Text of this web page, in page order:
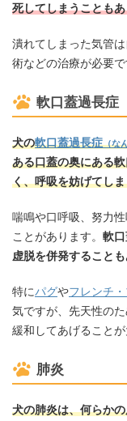
死してしまうことも
潰れてしまった気管
術などの治療が必要で
軟口蓋過長症
犬の軟口蓋過長症（な
ある口蓋の奥にある
く、呼吸を妨げてし
喘鳴や口呼吸、努力
ことがあります。 軟
虚脱を併発すること
特にパグやフレンチ
気ですが、先天性の
緩和してあげることが
肺炎
犬の肺炎は、何らか